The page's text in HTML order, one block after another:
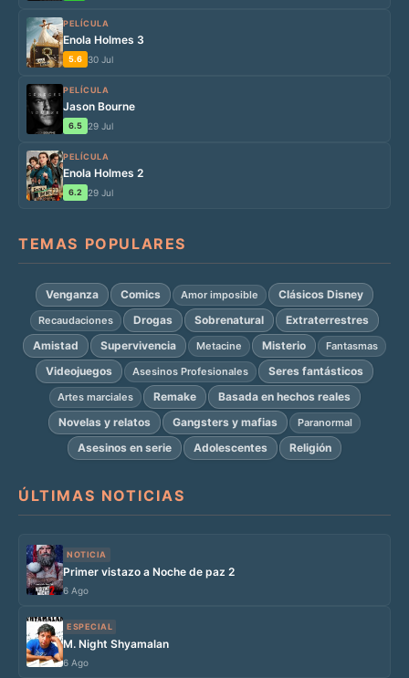
PELÍCULA
Enola Holmes 3
5.6 30 Jul
PELÍCULA
Jason Bourne
6.5 29 Jul
PELÍCULA
Enola Holmes 2
6.2 29 Jul
TEMAS POPULARES
Venganza Comics Amor imposible Clásicos Disney
Recaudaciones Drogas Sobrenatural
Extraterrestres
Amistad
Supervivencia Metacine Misterio Fantasmas
Videojuegos Asesinos Profesionales Seres fantásticos
Artes marciales Remake
Basada en hechos reales
Novelas y relatos
Gangsters y mafias Paranormal
Asesinos en serie Adolescentes Religión
ÚLTIMAS NOTICIAS
NOTICIA
Primer vistazo a Noche de paz 2
6 Ago
ESPECIAL
M. Night Shyamalan
6 Ago